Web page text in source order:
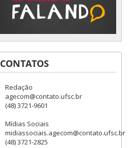
CONTATOS
Redação
agecom@contato.ufsc.br
(48) 3721-9601
Mídias Sociais
midiassociais.agecom@contato.ufsc.br
(48) 3721-2825